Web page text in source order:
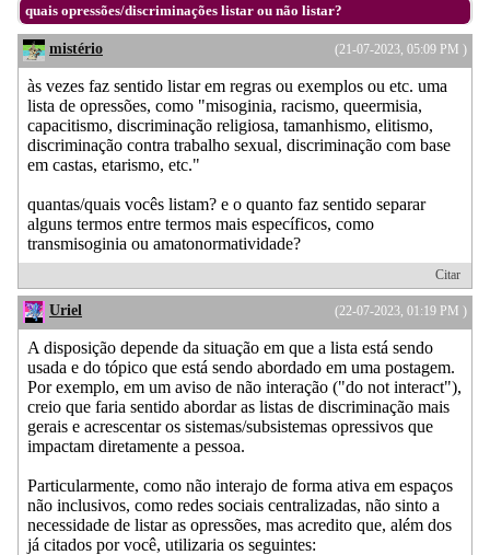
quais opressões/discriminações listar ou não listar?
(21-07-2023, 05:09 PM )
mistério
às vezes faz sentido listar em regras ou exemplos ou etc. uma
lista de opressões, como "misoginia, racismo, queermisia,
capacitismo, discriminação religiosa, tamanhismo, elitismo,
discriminação contra trabalho sexual, discriminação com base
em castas, etarismo, etc."
quantas/quais vocês listam? e o quanto faz sentido separar
alguns termos entre termos mais específicos, como
transmisoginia ou amatonormatividade?
Citar
(22-07-2023, 01:19 PM )
Uriel
A disposição depende da situação em que a lista está sendo
usada e do tópico que está sendo abordado em uma postagem.
Por exemplo, em um aviso de não interação ("do not interact"),
creio que faria sentido abordar as listas de discriminação mais
gerais e acrescentar os sistemas/subsistemas opressivos que
impactam diretamente a pessoa.
Particularmente, como não interajo de forma ativa em espaços
não inclusivos, como redes sociais centralizadas, não sinto a
necessidade de listar as opressões, mas acredito que, além dos
já citados por você, utilizaria os seguintes: